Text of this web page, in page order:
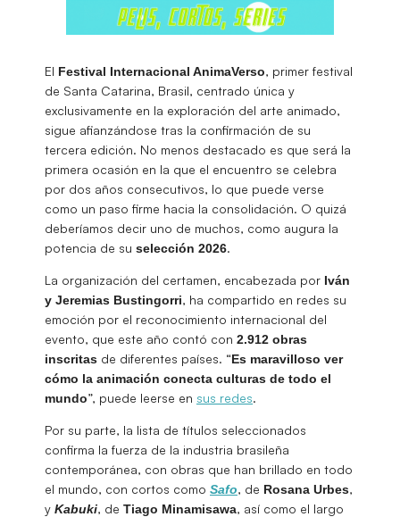
El Festival Internacional AnimaVerso, primer festival
de Santa Catarina, Brasil, centrado única y
exclusivamente en la exploración del arte animado,
sigue afianzándose tras la confirmación de su
tercera edición. No menos destacado es que será la
primera ocasión en la que el encuentro se celebra
por dos años consecutivos, lo que puede verse
como un paso firme hacia la consolidación. O quizá
deberíamos decir uno de muchos, como augura la
potencia de su selección 2026.
La organización del certamen, encabezada por Iván
y Jeremias Bustingorri, ha compartido en redes su
emoción por el reconocimiento internacional del
evento, que este año contó con 2.912 obras
inscritas de diferentes países. “Es maravilloso ver
cómo la animación conecta culturas de todo el
mundo”, puede leerse en sus redes.
Por su parte, la lista de títulos seleccionados
confirma la fuerza de la industria brasileña
contemporánea, con obras que han brillado en todo
el mundo, con cortos como Safo, de Rosana Urbes,
y Kabuki, de Tiago Minamisawa, así como el largo